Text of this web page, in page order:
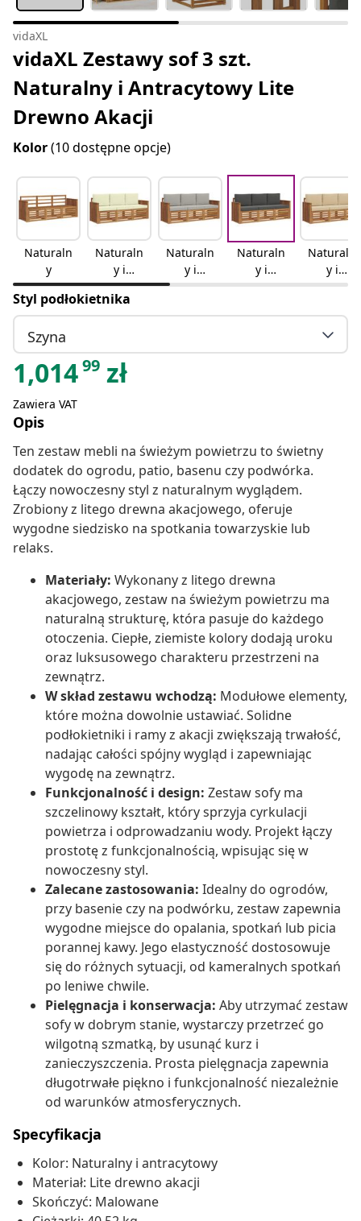
vidaXL
vidaXL Zestawy sof 3 szt.
Naturalny i Antracytowy Lite
Drewno Akacji
Kolor(10 dostępne opcje)
Naturaln
y
Naturaln
y i
kremowy
Naturaln
y i
jasnoszar
Naturaln
y i
antracyto
Naturaln
y i
beżowy
Styl podłokietnika
Szyna
1,01499 zł
Zawiera VAT
Opis
Ten zestaw mebli na świeżym powietrzu to świetny
dodatek do ogrodu, patio, basenu czy podwórka.
Łączy nowoczesny styl z naturalnym wyglądem.
Zrobiony z litego drewna akacjowego, oferuje
wygodne siedzisko na spotkania towarzyskie lub
relaks.
Materiały: Wykonany z litego drewna
akacjowego, zestaw na świeżym powietrzu ma
naturalną strukturę, która pasuje do każdego
otoczenia. Ciepłe, ziemiste kolory dodają uroku
oraz luksusowego charakteru przestrzeni na
zewnątrz.
W skład zestawu wchodzą: Modułowe elementy,
które można dowolnie ustawiać. Solidne
podłokietniki i ramy z akacji zwiększają trwałość,
nadając całości spójny wygląd i zapewniając
wygodę na zewnątrz.
Funkcjonalność i design: Zestaw sofy ma
szczelinowy kształt, który sprzyja cyrkulacji
powietrza i odprowadzaniu wody. Projekt łączy
prostotę z funkcjonalnością, wpisując się w
nowoczesny styl.
Zalecane zastosowania: Idealny do ogrodów,
przy basenie czy na podwórku, zestaw zapewnia
wygodne miejsce do opalania, spotkań lub picia
porannej kawy. Jego elastyczność dostosowuje
się do różnych sytuacji, od kameralnych spotkań
po leniwe chwile.
Pielęgnacja i konserwacja: Aby utrzymać zestaw
sofy w dobrym stanie, wystarczy przetrzeć go
wilgotną szmatką, by usunąć kurz i
zanieczyszczenia. Prosta pielęgnacja zapewnia
długotrwałe piękno i funkcjonalność niezależnie
od warunków atmosferycznych.
Specyfikacja
Kolor: Naturalny i antracytowy
Materiał: Lite drewno akacji
Skończyć: Malowane